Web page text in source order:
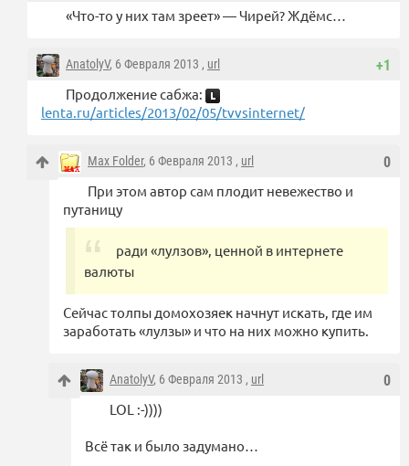
«Что-то у них там зреет» — Чирей? Ждёмс…
+1
AnatolyV, 6 Февраля 2013 , url
Продолжение сабжа:
lenta.ru/articles/2013/02/05/tvvsinternet/
0
Max Folder, 6 Февраля 2013 , url
При этом автор сам плодит невежество и
путаницу
ради «лулзов», ценной в интернете
валюты
Сейчас толпы домохозяек начнут искать, где им
заработать «лулзы» и что на них можно купить.
0
AnatolyV, 6 Февраля 2013 , url
LOL :-))))
Всё так и было задумано…